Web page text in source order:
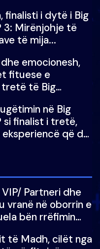
finalisti i dytë i Big
3: Mirënjohje të
të mija...
emocionesh,
fituese e
të Big
në Big
si finalist i tretë,
eksperiencë që do
Partneri dhe
vranë në oborrin e
bën rrëfimin
por zemra
të Madh, cilët nga